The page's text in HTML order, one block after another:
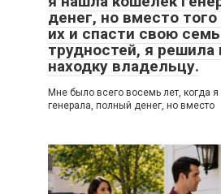
денег, но вместо
их и спасти свою
трудностей, я решила
находку владельцу.
Мне было всего восемь лет, когда
генерала, полный денег, но вместо